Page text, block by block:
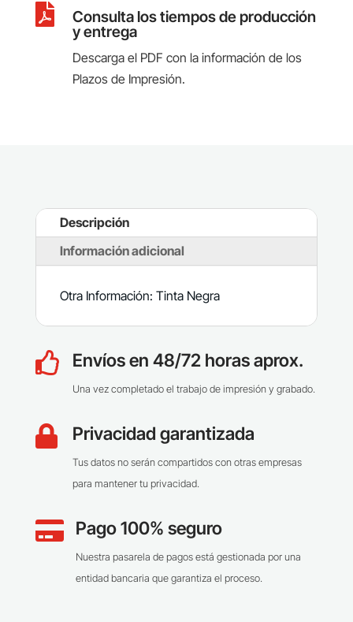
 Consulta los tiempos de producción
y entrega
Descarga el PDF con la información de los
Plazos de Impresión.
Descripción
Información adicional
Otra Información: Tinta Negra
 Envíos en 48/72 horas aprox.
Una vez completado el trabajo de impresión y grabado.
 Privacidad garantizada
Tus datos no serán compartidos con otras empresas
para mantener tu privacidad.
 Pago 100% seguro
Nuestra pasarela de pagos está gestionada por una
entidad bancaria que garantiza el proceso.